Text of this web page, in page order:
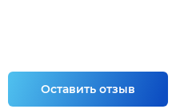
Оставить отзыв